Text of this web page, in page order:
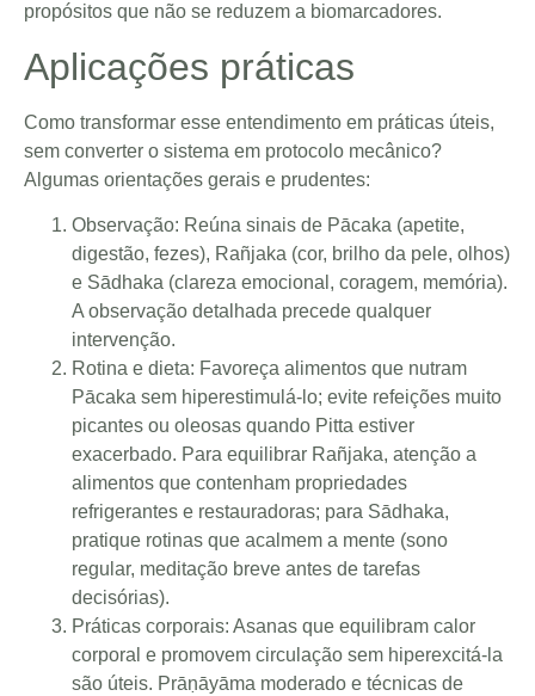
propósitos que não se reduzem a biomarcadores.
Aplicações práticas
Como transformar esse entendimento em práticas úteis,
sem converter o sistema em protocolo mecânico?
Algumas orientações gerais e prudentes:
Observação: Reúna sinais de Pācaka (apetite,
digestão, fezes), Rañjaka (cor, brilho da pele, olhos)
e Sādhaka (clareza emocional, coragem, memória).
A observação detalhada precede qualquer
intervenção.
Rotina e dieta: Favoreça alimentos que nutram
Pācaka sem hiperestimulá-lo; evite refeições muito
picantes ou oleosas quando Pitta estiver
exacerbado. Para equilibrar Rañjaka, atenção a
alimentos que contenham propriedades
refrigerantes e restauradoras; para Sādhaka,
pratique rotinas que acalmem a mente (sono
regular, meditação breve antes de tarefas
decisórias).
Práticas corporais: Asanas que equilibram calor
corporal e promovem circulação sem hiperexcitá-la
são úteis. Prāṇāyāma moderado e técnicas de